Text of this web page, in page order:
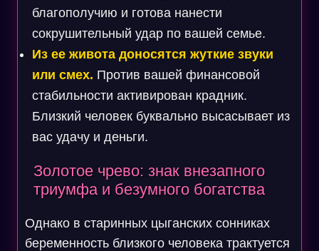
благополучию и готова нанести
сокрушительный удар по вашей семье.
Из ее живота доносятся жуткие звуки
или смех. Против вашей финансовой
стабильности активирован крадник.
Близкий человек буквально высасывает из
вас удачу и деньги.
Золотое чрево: знак внезапного
триумфа и безумного богатства
Однако в старинных цыганских сонниках
беременность близкого человека трактуется